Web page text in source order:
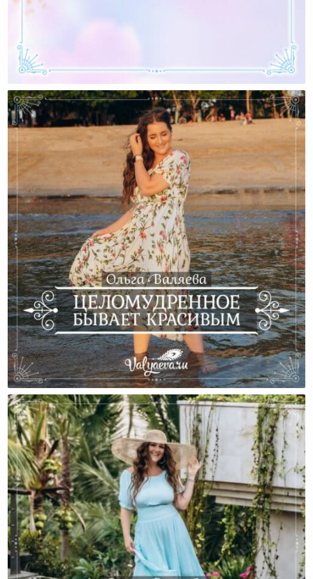
Интервью С Владимиром Ждановым (Алексей
Валяев Для Valyaeva.ru И Valyaev.ru)
Целомудренное Бывает Красивым